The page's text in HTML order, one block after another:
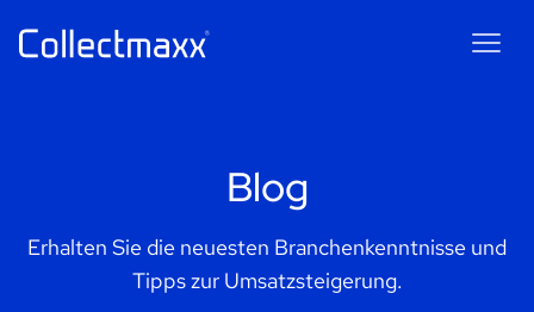
Blog
Erhalten Sie die neuesten Branchenkenntnisse und
Tipps zur Umsatzsteigerung.
AI chatbot for Collectmaxx